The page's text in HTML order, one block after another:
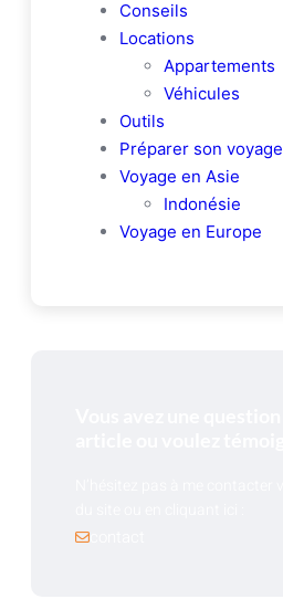
Conseils
Locations
Appartements
Véhicules
Outils
Préparer son voyage
Voyage en Asie
Indonésie
Voyage en Europe